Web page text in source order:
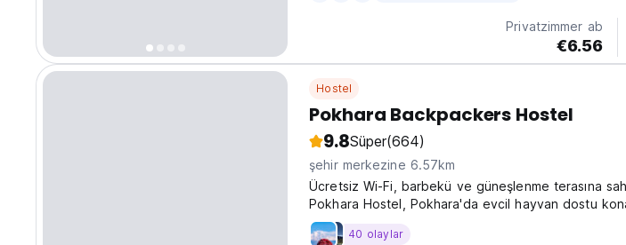
Privatzimmer ab
€6.56
Hostel
Pokhara Backpackers Hostel
9.8Süper(664)
şehir merkezine 6.57km
Ücretsiz Wi-Fi, barbekü ve güneşlenme terasına
Pokhara Hostel, Pokhara'da evcil hayvan dostu
sunmaktadır.
40 olaylar